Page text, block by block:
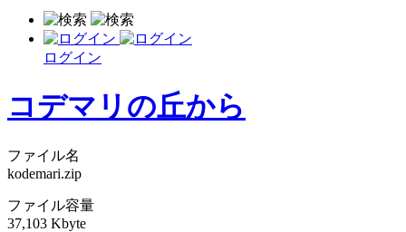
ログイン
コデマリの丘から
ファイル名
kodemari.zip
ファイル容量
37,103 Kbyte